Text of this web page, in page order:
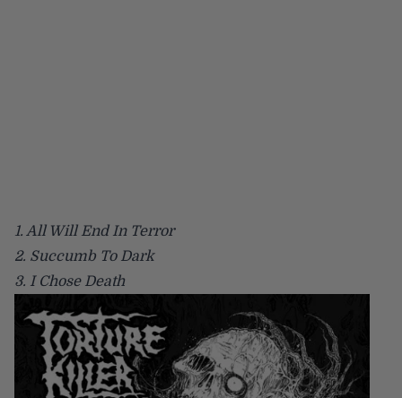
1. All Will End In Terror
2. Succumb To Dark
3. I Chose Death